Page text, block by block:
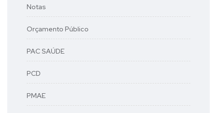
Notas
Orçamento Público
PAC SAÚDE
PCD
PMAE